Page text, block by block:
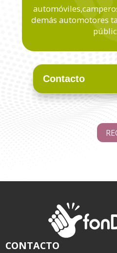
demás automotores
Contacto
CONTACTO